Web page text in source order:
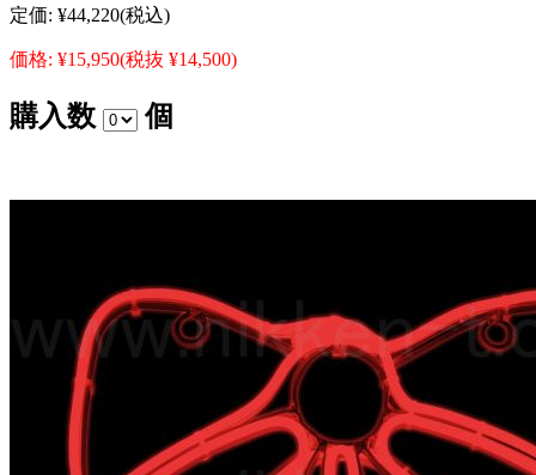
定価: ¥44,220(税込)
価格: ¥15,950(税抜 ¥14,500)
購入数 個